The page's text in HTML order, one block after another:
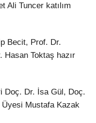
Ali Tuncer katılım
Becit, Prof. Dr.
Toktaş hazır
Doç. Dr. İsa Gül, Doç.
Mustafa Kazak